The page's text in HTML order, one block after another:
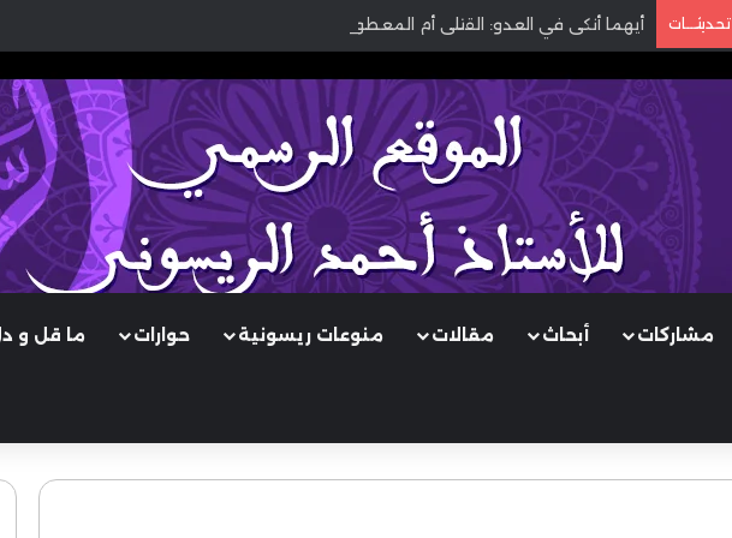
تحديثـــات أيهما أنكى في العدو: القتلى أم المعطوبون؟
مشاركات أبحاث مقالات منوعات ريسونية حوارات ما قل و